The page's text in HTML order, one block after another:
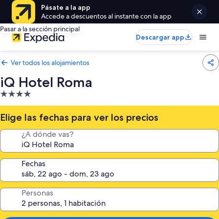
Pásate a la app
Accede a descuentos al instante con la app
Pasar a la sección principal
Descargar app
Ver todos los alojamientos
iQ Hotel Roma
Alojamiento
de
4.0 estrellas
Elige las fechas para ver los precios
¿A dónde vas?
Fechas
Personas